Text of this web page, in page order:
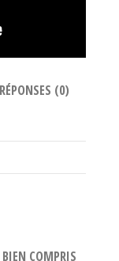
(0)
COMPRIS